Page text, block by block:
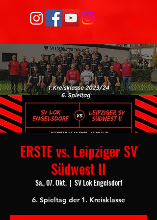
ERSTE vs. Leipziger SV
Südwest II
Sa., 07. Okt.
  |
SV Lok Engelsdorf
6. Spieltag der 1. Kreisklasse